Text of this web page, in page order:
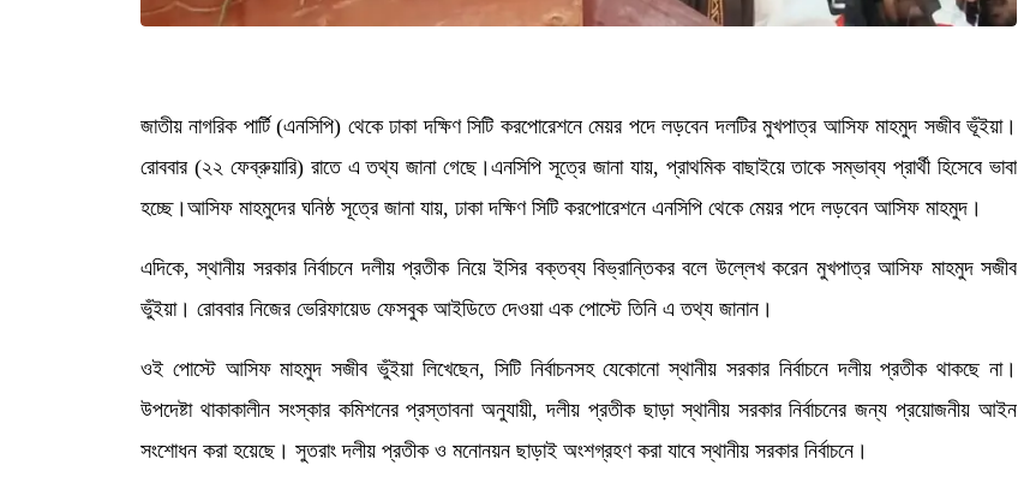
জাতীয় নাগরিক পার্টি (এনসিপি) থেকে ঢাকা দক্ষিণ সিটি করপোরেশনে মেয়র পদে লড়বেন দলটির মুখপাত্র আসিফ মাহমুদ সজীব ভূঁইয়া।
রোববার (২২ ফেব্রুয়ারি) রাতে এ তথ্য জানা গেছে।এনসিপি সূত্রে জানা যায়, প্রাথমিক বাছাইয়ে তাকে সম্ভাব্য প্রার্থী হিসেবে ভাবা
হচ্ছে।আসিফ মাহমুদের ঘনিষ্ঠ সূত্রে জানা যায়, ঢাকা দক্ষিণ সিটি করপোরেশনে এনসিপি থেকে মেয়র পদে লড়বেন আসিফ মাহমুদ।
এদিকে, স্থানীয় সরকার নির্বাচনে দলীয় প্রতীক নিয়ে ইসির বক্তব্য বিভ্রান্তিকর বলে উল্লেখ করেন মুখপাত্র আসিফ মাহমুদ সজীব
ভুঁইয়া। রোববার নিজের ভেরিফায়েড ফেসবুক আইডিতে দেওয়া এক পোস্টে তিনি এ তথ্য জানান।
ওই পোস্টে আসিফ মাহমুদ সজীব ভুঁইয়া লিখেছেন, সিটি নির্বাচনসহ যেকোনো স্থানীয় সরকার নির্বাচনে দলীয় প্রতীক থাকছে না।
উপদেষ্টা থাকাকালীন সংস্কার কমিশনের প্রস্তাবনা অনুযায়ী, দলীয় প্রতীক ছাড়া স্থানীয় সরকার নির্বাচনের জন্য প্রয়োজনীয় আইন
সংশোধন করা হয়েছে। সুতরাং দলীয় প্রতীক ও মনোনয়ন ছাড়াই অংশগ্রহণ করা যাবে স্থানীয় সরকার নির্বাচনে।